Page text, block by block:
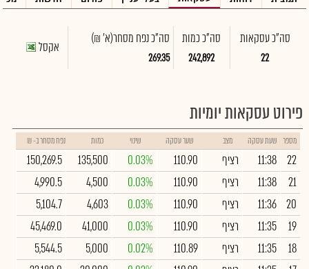
סה"כ עסקאות
22
סה"כ כמות
242,892
סה"כ נפח מסחר(א' ₪)
269.35
אקסל
פירוט עסקאות יומיות
מספר שעת עסקה מצב שער עסקה שינוי כמות נפח מסחר ב- ₪
22
11:38 רציף 110.90
0.03%
135,500
150,269.5
21
11:38 רציף 110.90
0.03%
4,500
4,990.5
20
11:36 רציף 110.90
0.03%
4,603
5,104.7
19
11:35 רציף 110.90
0.03%
41,000
45,469.0
18
11:35 רציף 110.89
0.02%
5,000
5,544.5